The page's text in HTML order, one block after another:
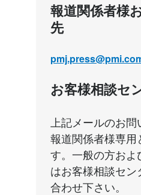
報道関係者様
先
お客様相談セ
上記メールのお問
報道関係者様専用
す。一般の方およ
はお客様相談セ
合わせ下さい。